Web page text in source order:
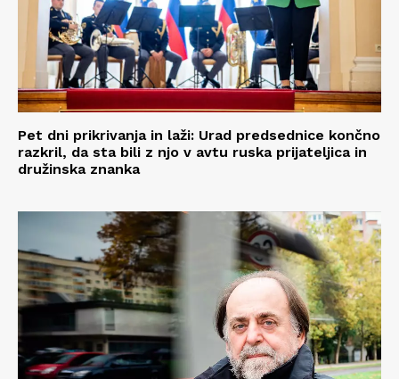
Pet dni prikrivanja in laži: Urad predsednice končno
razkril, da sta bili z njo v avtu ruska prijateljica in
družinska znanka